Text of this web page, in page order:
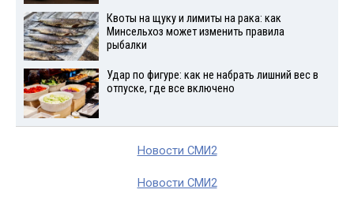
Квоты на щуку и лимиты на рака: как
Минсельхоз может изменить правила
рыбалки
Удар по фигуре: как не набрать лишний вес в
отпуске, где все включено
Новости СМИ2
Новости СМИ2